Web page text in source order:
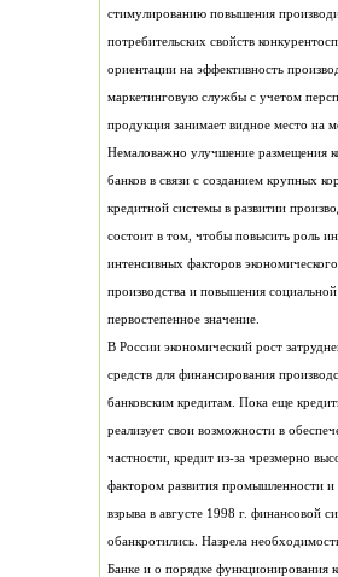
продукция занимает видное место на
Немаловажно улучшение размещения
банков в связи с созданием крупных
первостепенное значение.